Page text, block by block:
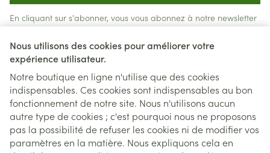
Nous utilisons des cookies pour améliorer votre
expérience utilisateur.
Notre boutique en ligne n'utilise que des cookies
indispensables. Ces cookies sont indispensables au bon
fonctionnement de notre site. Nous n'utilisons aucun
autre type de cookies ; c'est pourquoi nous ne proposons
pas la possibilité de refuser les cookies ni de modifier vos
paramètres en la matière. Nous expliquons cela en
En cliquant sur s'abonner, vous vous abonnez à notre newsletter
et acceptez notrepolitique de confidentialité.
Liens légaux